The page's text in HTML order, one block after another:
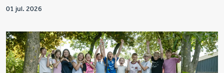
01 jul. 2026